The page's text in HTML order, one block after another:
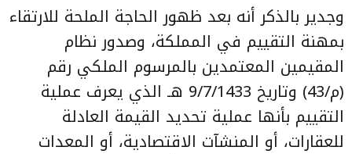
وجدير بالذكر أنه بعد ظهور الحاجة الملحة للارتقاء
بمهنة التقييم في المملكة، وصدور نظام
المقيمين المعتمدين بالمرسوم الملكي رقم
(م/43) وتاريخ 9/7/1433 هـ الذي يعرف عملية
التقييم بأنها عملية تحديد القيمة العادلة
للعقارات، أو المنشآت الاقتصادية، أو المعدات